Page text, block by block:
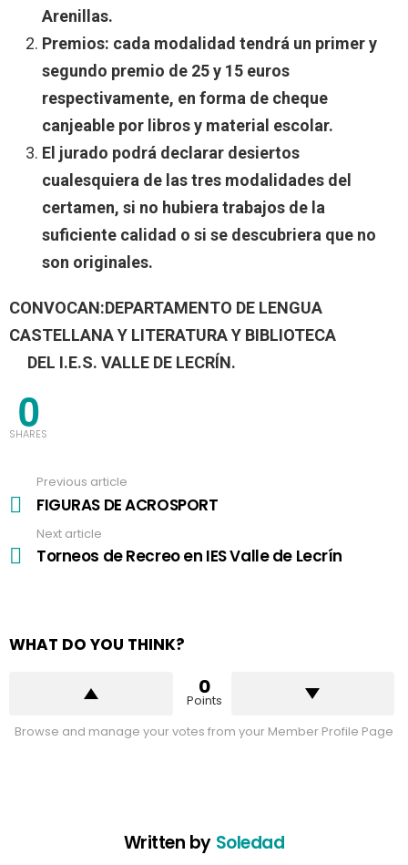
Arenillas.
Premios: cada modalidad tendrá un primer y
segundo premio de 25 y 15 euros
respectivamente, en forma de cheque
canjeable por libros y material escolar.
El jurado podrá declarar desiertos
cualesquiera de las tres modalidades del
certamen, si no hubiera trabajos de la
suficiente calidad o si se descubriera que no
son originales.
CONVOCAN:DEPARTAMENTO DE LENGUA
CASTELLANA Y LITERATURA Y BIBLIOTECA
DEL I.E.S. VALLE DE LECRÍN.
0
SHARES
more
Previous article
FIGURAS DE ACROSPORT
Next article
Torneos de Recreo en IES Valle de Lecrín
WHAT DO YOU THINK?
0
Points
Browse and manage your votes from your Member Profile Page
Written by Soledad